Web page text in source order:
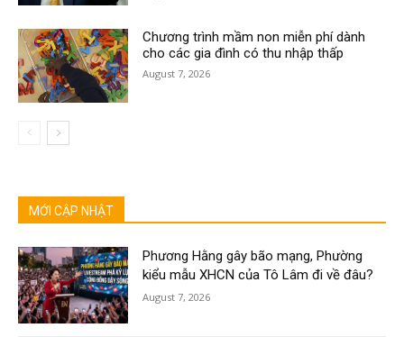
Chương trình mầm non miễn phí dành
cho các gia đình có thu nhập thấp
August 7, 2026
MỚI CẬP NHẬT
Phương Hằng gây bão mạng, Phường
kiểu mẫu XHCN của Tô Lâm đi về đâu?
August 7, 2026